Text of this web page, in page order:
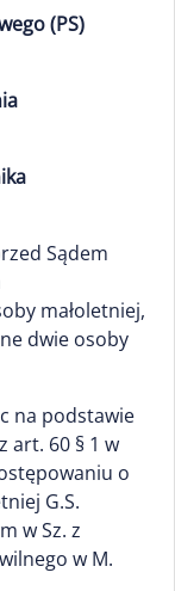
(PS)
Sądem
małoletniej,
dwie osoby
na podstawie
art. 60 § 1 w
o
G.S.
w Sz. z
w M.